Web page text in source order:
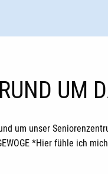
UM
um unser
*Hier fühle ich